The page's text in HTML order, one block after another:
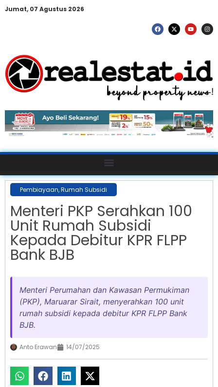
Jumat, 07 Agustus 2026
Pembiayaan,Rumah Subsidi
Menteri PKP Serahkan 100
Unit Rumah Subsidi
Kepada Debitur KPR FLPP
Bank BJB
Menteri Perumahan dan Kawasan Permukiman
(PKP), Maruarar Sirait, menyerahkan 100 unit
rumah subsidi kepada debitur KPR FLPP Bank
BJB.
Anto Erawan 14/07/2025